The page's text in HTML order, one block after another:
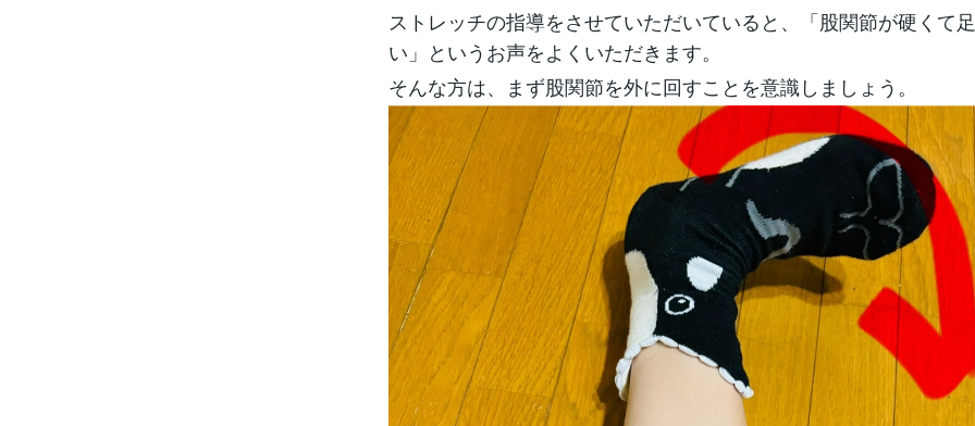
ストレッチの指導をさせていただいていると、「股関節が硬くて
い」というお声をよくいただきます。
そんな方は、まず股関節を外に回すことを意識しましょう。